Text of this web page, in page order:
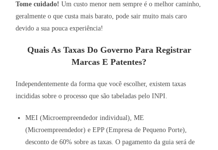
Tome cuidado! Um custo menor nem sempre é o melhor caminho,
geralmente o que custa mais barato, pode sair muito mais caro
devido a sua pouca experiência!
Quais As Taxas Do Governo Para Registrar
Marcas E Patentes?
Independentemente da forma que você escolher, existem taxas
incididas sobre o processo que são tabeladas pelo INPI.
MEI (Microempreendedor individual), ME
(Microempreendedor) e EPP (Empresa de Pequeno Porte),
desconto de 60% sobre as taxas. O pagamento da guia será de